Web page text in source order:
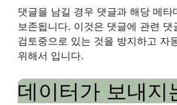
댓글을 남길 경우 댓글과 해당 메타
보존됩니다. 이것은 댓글에 관련 댓
검토중으로 있는 것을 방지하고 자
위해서 입니다.
데이터가 보내지